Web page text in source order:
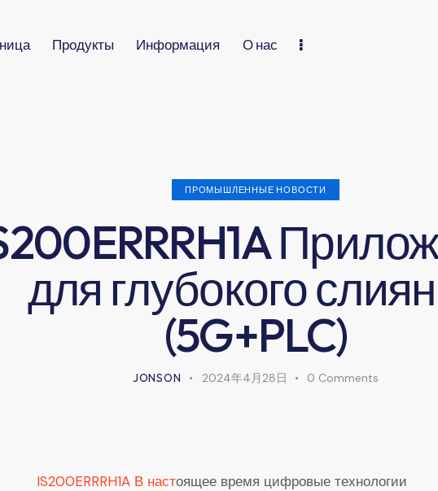
Продукты Информация О нас
ПРОМЫШЛЕННЫЕ НОВОСТИ
для глубокого
(5G+PLC)
JONSON 2024年4月28日 0 Comments
IS200ERRRH1A В настоящее время цифровые технологии